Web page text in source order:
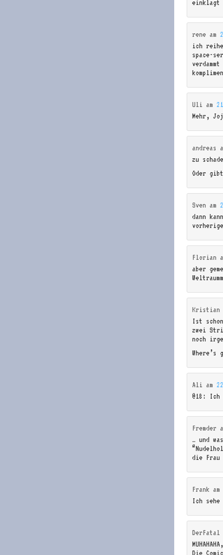
einklagt
rene am
ich
space-
Uli am
Mehr,
andreas
zu
Oder
Sven am
dann
Florian
aber
Ist
zwei
noch
Where’s
Ali am
@18:
Fremder
… und
die Frau
Frank am
Ich sehe
DerFatal
Die